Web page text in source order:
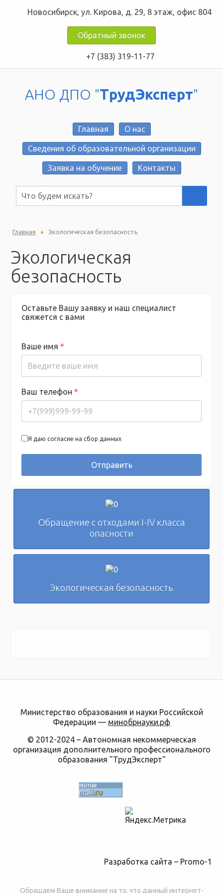
Новосибирск, ул. Кирова, д. 29, 8 этаж, офис 804
Обратный звонок
+7 (383) 319-11-77
АНО ДПО "ТрудЭксперт"
Главная О нас
Сведения об образовательной организации
Заявка на обучение Контакты
Главная Экологическая безопасность
Экологическая
безопасность
Оставьте Вашу заявку и наш специалист
свяжется с вами
Ваше имя*
Ваш телефон*
Я даю согласие на сбор данных
Отправить
Обращение с отходами I-IV класса
опасности
Экологическая безопасность
Министерство образования и науки Российской
Федерации — минобрнауки.рф
© 2012-2024 – Автономная некоммерческая
организация дополнительного профессионального
образования "ТрудЭксперт"
Разработка сайта – Promo-1
Обращаем Ваше внимание на то, что данный интернет-